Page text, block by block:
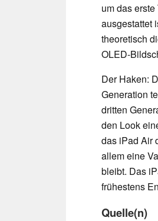
um das
ausgestattet
theoretisch
OLED-
Der Haken:
Generation
dritten
den Look
das iPad Air
allem eine
bleibt. Das
frühestens
Quelle(n)